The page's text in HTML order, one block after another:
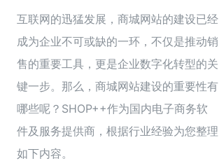
互联网的迅猛发展，商城网站的建设已经
成为企业不可或缺的一环，不仅是推动销
售的重要工具，更是企业数字化转型的关
键一步。那么，商城网站建设的重要性有
哪些呢？ SHOP++作为国内电子商务软
件及服务提供商，根据行业经验为您整理
如下内容。